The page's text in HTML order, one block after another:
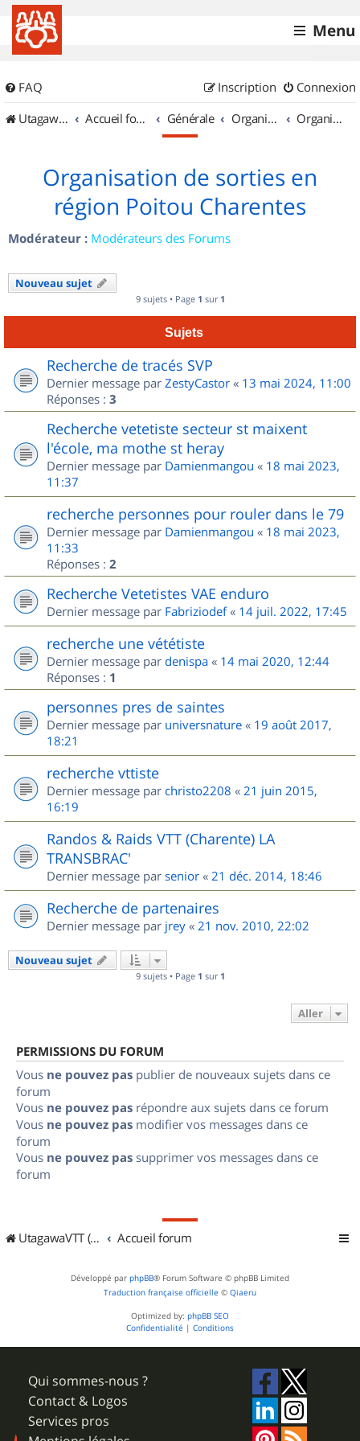
Menu
FAQ Connexion
Inscription
UtagawaVTT (Randos VTT et VTTAE avec traces GPS)
Accueil forum Générale Organisation de sorties & Recherche de partenaires Organisation de sorties en région Poitou Charentes
Organisation de sorties en
région Poitou Charentes
Modérateur : Modérateurs des Forums
Nouveau sujet
9 sujets • Page 1 sur 1
Sujets
Recherche de tracés SVP
Dernier message par ZestyCastor « 13 mai 2024, 11:00
Réponses : 3
Recherche vetetiste secteur st maixent
l'école, ma mothe st heray
Dernier message par Damienmangou « 18 mai 2023,
11:37
recherche personnes pour rouler dans le 79
Dernier message par Damienmangou « 18 mai 2023,
11:33
Réponses : 2
Recherche Vetetistes VAE enduro
Dernier message par Fabriziodef« 14 juil. 2022, 17:45
recherche une vététiste
Dernier message par denispa « 14 mai 2020, 12:44
Réponses : 1
personnes pres de saintes
Dernier message par universnature « 19 août 2017,
18:21
recherche vttiste
Dernier message par christo2208 « 21 juin 2015,
16:19
Randos & Raids VTT (Charente) LA
TRANSBRAC'
Dernier message par senior « 21 déc. 2014, 18:46
Recherche de partenaires
Dernier message par jrey « 21 nov. 2010, 22:02
Nouveau sujet
9 sujets • Page 1 sur 1
Aller
PERMISSIONS DU FORUM
Vous ne pouvez pas publier de nouveaux sujets dans ce
forum
Vous ne pouvez pas répondre aux sujets dans ce forum
Vous ne pouvez pas modifier vos messages dans ce
forum
Vous ne pouvez pas supprimer vos messages dans ce
forum
UtagawaVTT (Randos VTT et VTTAE avec traces GPS) Accueil forum
Développé par phpBB® Forum Software © phpBB Limited
Traduction française officielle © Qiaeru
Optimized by: phpBB SEO
Confidentialité | Conditions
Qui sommes-nous ?
Contact & Logos
Services pros